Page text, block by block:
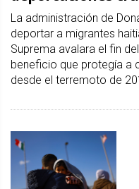
La administración de
deportar a migrantes
Suprema avalara el fin
beneficio que protegía a
desde el terremoto de